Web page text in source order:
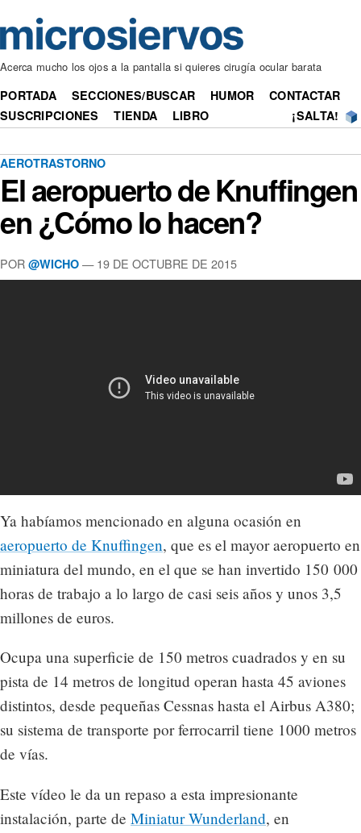
Acerca mucho los ojos a la pantalla si quieres cirugía ocular barata
PORTADA SECCIONES/BUSCAR HUMOR
CONTACTAR
SUSCRIPCIONES
TIENDA LIBRO ¡SALTA!
AEROTRASTORNO
El aeropuerto de Knuffingen
en ¿Cómo lo hacen?
POR @WICHO — 19 DE OCTUBRE DE 2015
Ya habíamos mencionado en alguna ocasión en
aeropuerto de Knuffingen, que es el mayor aeropuerto en
miniatura del mundo, en el que se han invertido 150 000
horas de trabajo a lo largo de casi seis años y unos 3,5
millones de euros.
Ocupa una superficie de 150 metros cuadrados y en su
pista de 14 metros de longitud operan hasta 45 aviones
distintos, desde pequeñas Cessnas hasta el Airbus A380;
su sistema de transporte por ferrocarril tiene 1000 metros
de vías.
Este vídeo le da un repaso a esta impresionante
instalación, parte de Miniatur Wunderland, en